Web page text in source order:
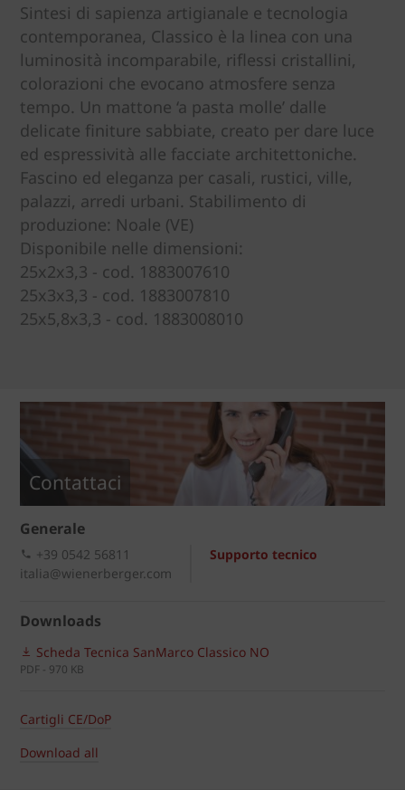
Sintesi di sapienza artigianale e tecnologia
contemporanea, Classico è la linea con una
luminosità incomparabile, riflessi cristallini,
colorazioni che evocano atmosfere senza
tempo. Un mattone ‘a pasta molle’ dalle
delicate finiture sabbiate, creato per dare luce
ed espressività alle facciate architettoniche.
Fascino ed eleganza per casali, rustici, ville,
palazzi, arredi urbani. Stabilimento di
produzione: Noale (VE)
Disponibile nelle dimensioni:
25x2x3,3 - cod. 1883007610
25x3x3,3 - cod. 1883007810
25x5,8x3,3 - cod. 1883008010
Contattaci
Generale
Supporto tecnico
+39 0542 56811
italia@wienerberger.com
Downloads
Scheda Tecnica SanMarco Classico NO
PDF - 970 KB
Cartigli CE/DoP
Download all